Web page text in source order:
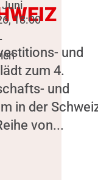
und
zum 4.
und
in der
von...
Juni
18:00